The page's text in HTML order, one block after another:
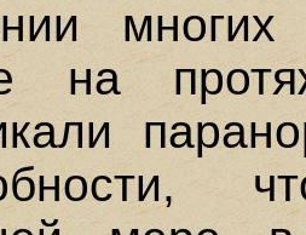
многих
на